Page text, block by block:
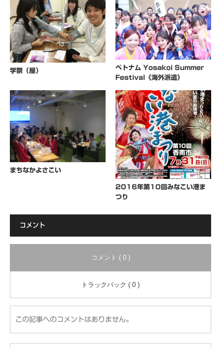
学祭（屋）
ベトナム Yosakoi Summer
Festival《海外派遣》
まちなかよさこい
2016年第10回みなこい港ま
つり
コメント
コメント ( 0 )
トラックバック ( 0 )
この記事へのコメントはありません。